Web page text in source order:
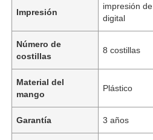
Impresión
impresión
digital
Número de
costillas
8 costillas
Material del
mango
Plástico
Garantía 3 años